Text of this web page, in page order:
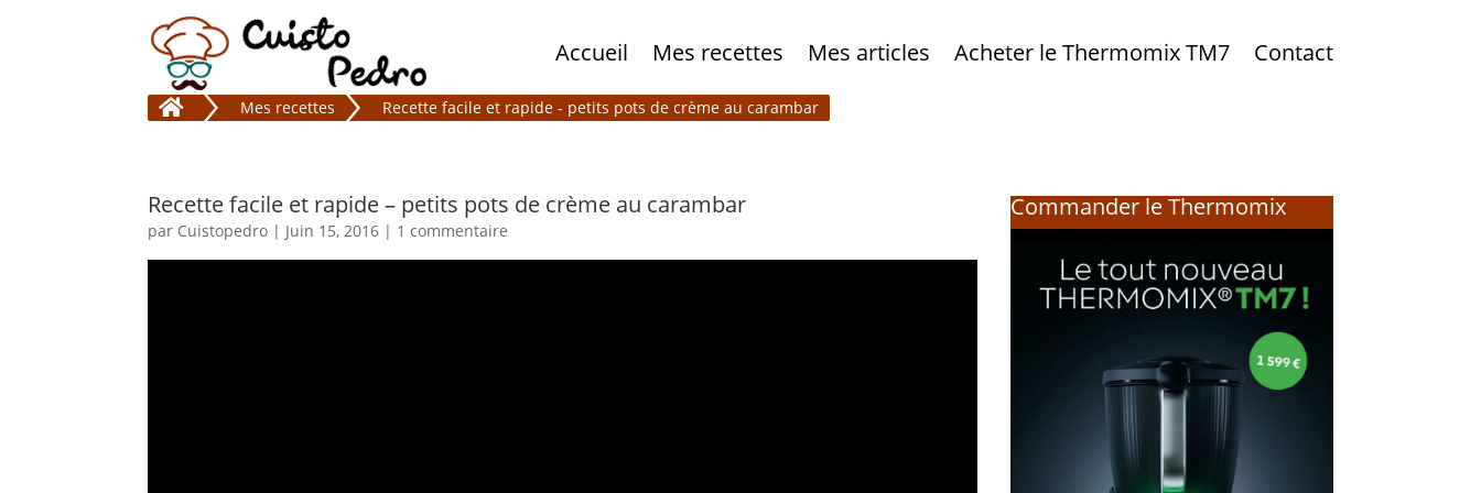
Accueil Mes recettes Mes articles Acheter le Thermomix TM7 Contact
 Mes recettes Recette facile et rapide - petits pots de crème au carambar
Recette facile et rapide – petits pots de crème au carambar
par Cuistopedro | Juin 15, 2016 | 1 commentaire
Commander le Thermomix